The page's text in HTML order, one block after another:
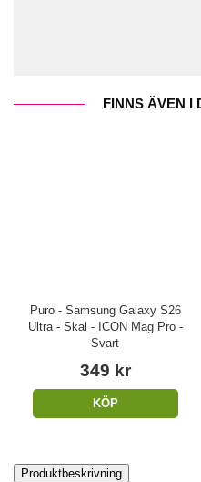
FINNS ÄVEN I
Puro - Samsung Galaxy S26
Ultra - Skal - ICON Mag Pro -
Svart
349 kr
KÖP
Produktbeskrivning